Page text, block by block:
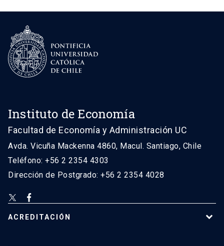
Instituto de Economía
Facultad de Economía y Administración UC
Avda. Vicuña Mackenna 4860, Macul. Santiago, Chile
Teléfono: +56 2 2354 4303
Dirección de Postgrado: +56 2 2354 4028
ACREDITACIÓN